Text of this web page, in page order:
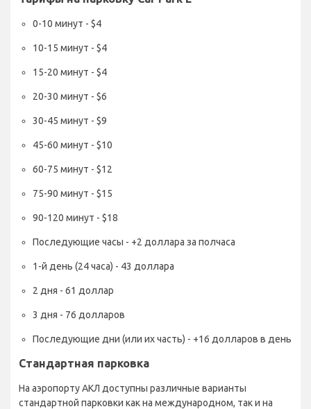
0-10 минут - $4
10-15 минут - $4
15-20 минут - $4
20-30 минут - $6
30-45 минут - $9
45-60 минут - $10
60-75 минут - $12
75-90 минут - $15
90-120 минут - $18
Последующие часы - +2 доллара за полчаса
1-й день (24 часа) - 43 доллара
2 дня - 61 доллар
3 дня - 76 долларов
Последующие дни (или их часть) - +16 долларов в день
Стандартная парковка
На аэропорту АКЛ доступны различные варианты
стандартной парковки как на международном, так и на